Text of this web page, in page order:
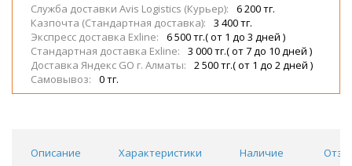
Служба доставки Avis Logistics (Курьер):
6 200 тг.
Казпочта (Стандартная доставка):
3 400 тг.
Экспресс доставка Exline:
6 500 тг.( от 1 до 3 дней )
Стандартная доставка Exline:
3 000 тг.( от 7 до 10 дней )
Доставка Яндекс GO г. Алматы:
2 500 тг.( от 1 до 2 дней )
Самовывоз:
0 тг.
Описание Характеристики Наличие